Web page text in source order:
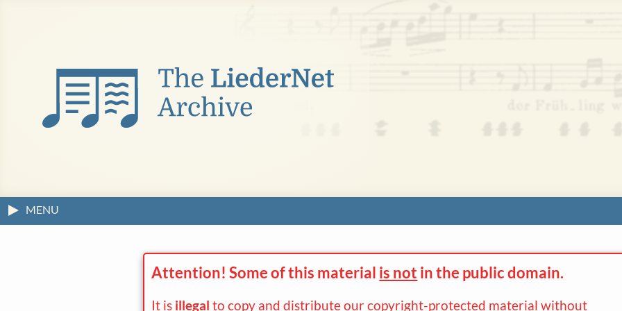
MENU
Attention! Some of this material is not in the public domain.
It is illegal to copy and distribute our copyright-protected material without